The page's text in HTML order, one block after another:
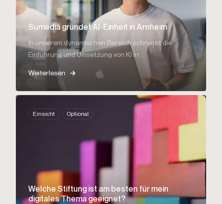
Sumedia gründet AI-Einheit in Arnheim
In unserem dynamischen Bereich schreitet die
Einführung und Umsetzung von KI in ...
Weiterlesen
Einsicht Optional
Welche Stiftung ist am besten für mein
digitales Thema geeignet?